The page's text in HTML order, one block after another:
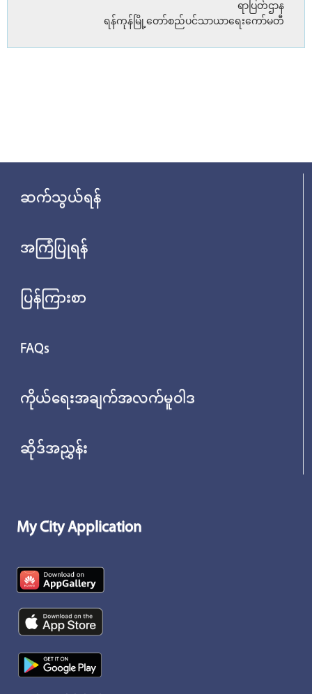
ရာပြတ်ဌာန
ရန်ကုန်မြို့တော်စည်ပင်သာယာရေးကော်မတီ
ဆက်သွယ်ရန်
အကြံပြုရန်
ပြန်ကြားစာ
FAQs
ကိုယ်ရေးအချက်အလက်မူဝါဒ
ဆိုဒ်အညွှန်း
My City Application